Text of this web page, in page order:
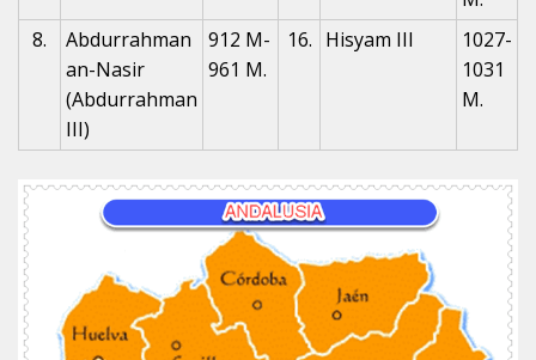
8.
Abdurrahman
an-Nasir
(Abdurrahman
III)
912 M-
961 M.
16. Hisyam III
1027-
1031
M.